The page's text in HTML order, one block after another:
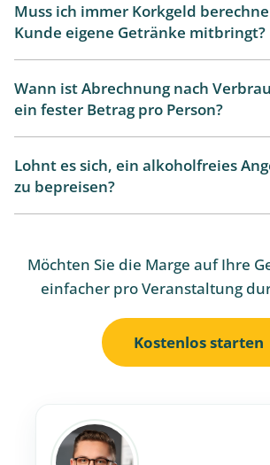
Muss ich immer Korkgeld
Kunde eigene Getränke mitbringt?
Wann ist Abrechnung nach
ein fester Betrag pro Person?
Lohnt es sich, ein alkoholfreies
zu bepreisen?
Möchten Sie die Marge auf Ihre
einfacher pro Veranstaltung
Kostenlos starten